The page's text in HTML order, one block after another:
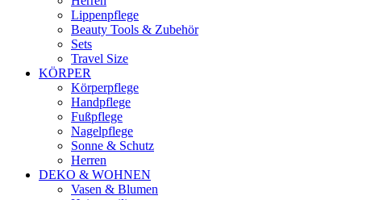
Lippenpflege
Beauty Tools & Zubehör
Sets
Travel Size
KÖRPER
Körperpflege
Handpflege
Fußpflege
Nagelpflege
Sonne & Schutz
Herren
DEKO & WOHNEN
Vasen & Blumen